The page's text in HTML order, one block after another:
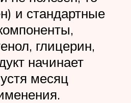
и стандартные
глицерин,
начинает
месяц